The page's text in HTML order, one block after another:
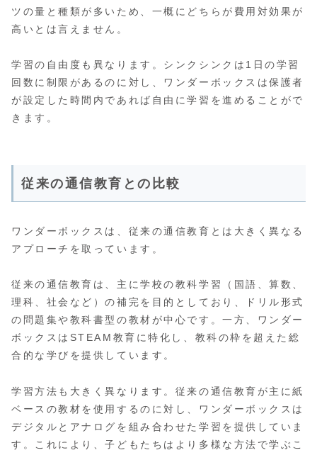
ツの量と種類が多いため、一概にどちらが費用対効果が
高いとは言えません。
学習の自由度も異なります。シンクシンクは1日の学習
回数に制限があるのに対し、ワンダーボックスは保護者
が設定した時間内であれば自由に学習を進めることがで
きます。
従来の通信教育との比較
ワンダーボックスは、従来の通信教育とは大きく異なる
アプローチを取っています。
従来の通信教育は、主に学校の教科学習（国語、算数、
理科、社会など）の補完を目的としており、ドリル形式
の問題集や教科書型の教材が中心です。一方、ワンダー
ボックスはSTEAM教育に特化し、教科の枠を超えた総
合的な学びを提供しています。
学習方法も大きく異なります。従来の通信教育が主に紙
ベースの教材を使用するのに対し、ワンダーボックスは
デジタルとアナログを組み合わせた学習を提供していま
す。これにより、子どもたちはより多様な方法で学ぶこ